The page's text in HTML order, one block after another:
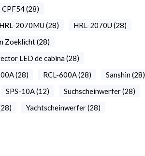
CPF54 (28)
HRL-2070MU (28)
HRL-2070U (28)
Zoeklicht (28)
LED de cabina (28)
(28) RCL-600A (28)
Sanshin (28)
SPS-10A (12)
Suchscheinwerfer (28)
Yachtscheinwerfer (28)